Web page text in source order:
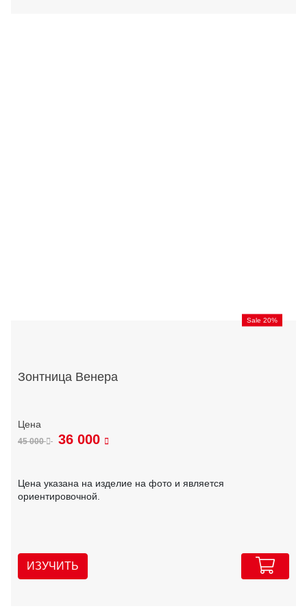
Sale 20%
Зонтница Венера
45 000 36 000
Цена указана на изделие на фото и является
ориентировочной.
ИЗУЧИТЬ